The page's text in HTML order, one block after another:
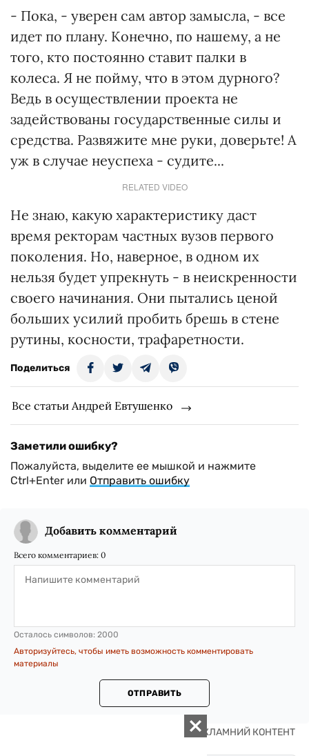
- Пока, - уверен сам автор замысла, - все
идет по плану. Конечно, по нашему, а не
того, кто постоянно ставит палки в
колеса. Я не пойму, что в этом дурного?
Ведь в осуществлении проекта не
задействованы государственные силы и
средства. Развяжите мне руки, доверьте! А
уж в случае неуспеха - судите...
RELATED VIDEO
Не знаю, какую характеристику даст
время ректорам частных вузов первого
поколения. Но, наверное, в одном их
нельзя будет упрекнуть - в неискренности
своего начинания. Они пытались ценой
больших усилий пробить брешь в стене
рутины, косности, трафаретности.
Поделиться
Все статьи Андрей Евтушенко
Заметили ошибку?
Пожалуйста, выделите ее мышкой и нажмите
Ctrl+Enter или Отправить ошибку
Добавить комментарий
Всего комментариев: 0
Осталось символов: 2000
Авторизуйтесь, чтобы иметь возможность комментировать
материалы
ОТПРАВИТЬ